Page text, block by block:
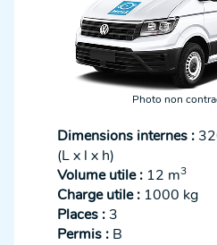
Photo non
Dimensions internes :
(L x l x h)
Volume utile : 12 m3
Charge utile : 1000 kg
Places : 3
Permis : B